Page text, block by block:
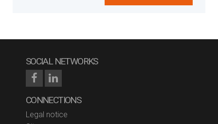
SOCIAL NETWORKS
CONNECTIONS
Legal notice